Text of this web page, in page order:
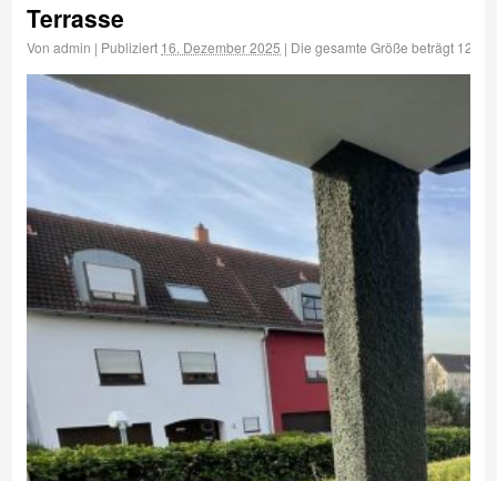
Terrasse
Von admin | Publiziert 16. Dezember 2025 | Die gesamte Größe beträgt 1200